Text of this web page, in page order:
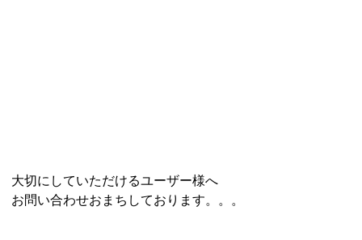
大切にしていただけるユーザー様へ
お問い合わせおまちしております。。。